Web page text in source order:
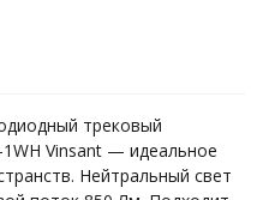
трековый
Vinsant — идеальное
Нейтральный свет